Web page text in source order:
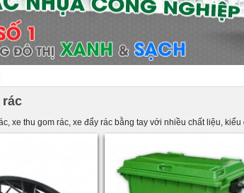
rác
xe thu gom rác, xe đẩy rác bằng tay với nhiều chất liệu,